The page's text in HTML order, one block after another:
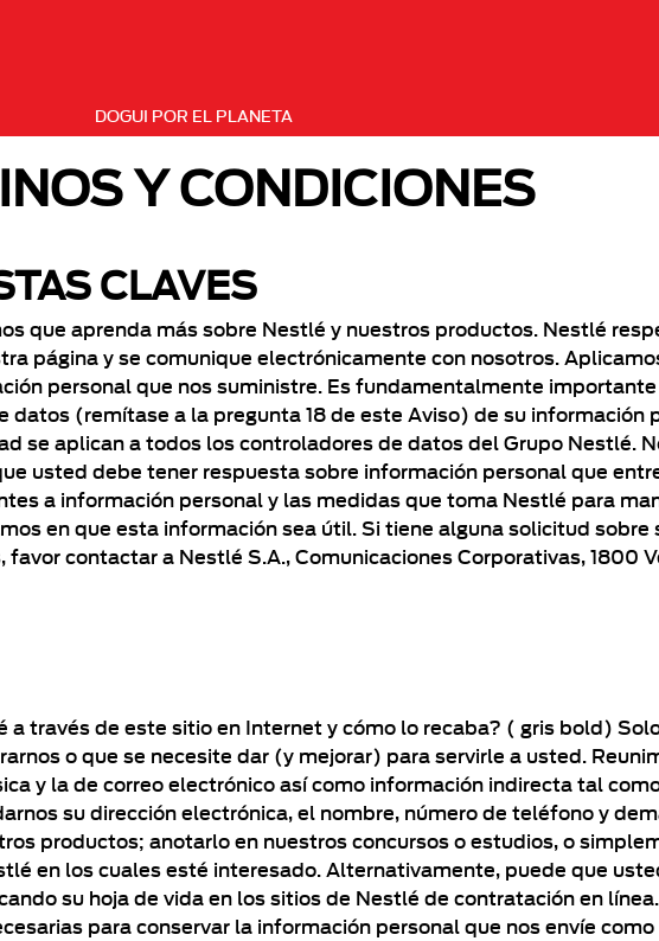
DOGUI POR EL PLANETA
Y CONDICIONES
CLAVES
que aprenda más sobre Nestlé y nuestros productos. Nestlé
página y se comunique electrónicamente con nosotros.
personal que nos suministre. Es fundamentalmente
(remítase a la pregunta 18 de este Aviso) de su información
se aplican a todos los controladores de datos del Grupo Nestlé.
usted debe tener respuesta sobre información personal que
a información personal y las medidas que toma Nestlé para
en que esta información sea útil. Si tiene alguna solicitud sobre
contactar a Nestlé S.A., Comunicaciones Corporativas, 1800
a través de este sitio en Internet y cómo lo recaba? ( gris bold)
o que se necesite dar (y mejorar) para servirle a usted.
y la de correo electrónico así como información indirecta tal
su dirección electrónica, el nombre, número de teléfono y
productos; anotarlo en nuestros concursos o estudios, o
en los cuales esté interesado. Alternativamente, puede que
su hoja de vida en los sitios de Nestlé de contratación en
para conservar la información personal que nos envíe